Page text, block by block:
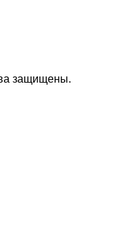
защищены.